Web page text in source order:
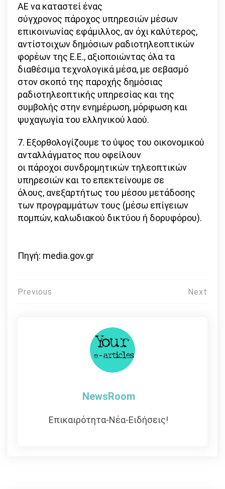
ΑΕ να καταστεί ένας
σύγχρονος πάροχος υπηρεσιών μέσων
επικοινωνίας εφάμιλλος, αν όχι καλύτερος,
αντίστοιχων δημόσιων ραδιοτηλεοπτικών
φορέων της Ε.Ε., αξιοποιώντας όλα τα
διαθέσιμα τεχνολογικά μέσα, με σεβασμό
στον σκοπό της παροχής δημόσιας
ραδιοτηλεοπτικής υπηρεσίας και της
συμβολής στην ενημέρωση, μόρφωση και
ψυχαγωγία του ελληνικού λαού.
7. Εξορθολογίζουμε το ύψος του οικονομικού
ανταλλάγματος που οφείλουν
οι πάροχοι συνδρομητικών τηλεοπτικών
υπηρεσιών και το επεκτείνουμε σε
όλους, ανεξαρτήτως του μέσου μετάδοσης
των προγραμμάτων τους (μέσω επίγειων
πομπών, καλωδιακού δικτύου ή δορυφόρου).
Πηγή: media.gov.gr
Πλοήγηση
Previous Next
NewsRoom
Επικαιρότητα-Νέα-Ειδήσεις!